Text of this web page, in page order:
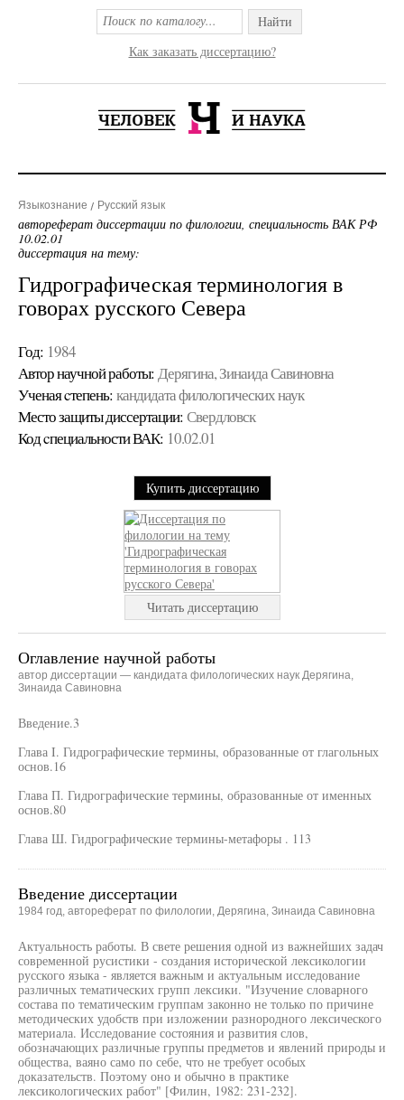
Найти
Как заказать диссертацию?
Языкознание Русский язык
автореферат диссертации по филологии, специальность ВАК РФ
10.02.01
диссертация на тему:
Гидрографическая терминология в
говорах русского Севера
Год: 1984
Автор научной работы: Дерягина, Зинаида Савиновна
Ученая cтепень: кандидата филологических наук
Место защиты диссертации: Свердловск
Код cпециальности ВАК: 10.02.01
Купить диссертацию
Читать диссертацию
Оглавление научной работы
автор диссертации — кандидата филологических наук Дерягина,
Зинаида Савиновна
Введение.3
Глава I. Гидрографические термины, образованные от глагольных
основ.16
Глава П. Гидрографические термины, образованные от именных
основ.80
Глава Ш. Гидрографические термины-метафоры . 113
Введение диссертации
1984 год, автореферат по филологии, Дерягина, Зинаида Савиновна
Актуальность работы. В свете решения одной из важнейших задач
современной русистики - создания исторической лексикологии
русского языка - является важным и актуальным исследование
различных тематических групп лексики. "Изучение словарного
состава по тематическим группам законно не только по причине
методических удобств при изложении разнородного лексического
материала. Исследование состояния и развития слов,
обозначающих различные группы предметов и явлений природы и
общества, ваяно само по себе, что не требует особых
доказательств. Поэтому оно и обычно в практике
лексикологических работ" [Филин, 1982: 231-232].